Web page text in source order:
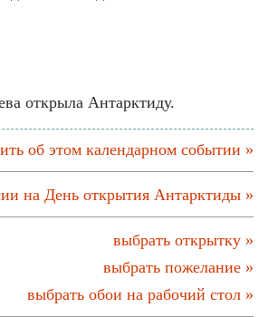
открыла Антарктиду.
об этом календарном событии »
на День открытия Антарктиды »
выбрать открытку »
выбрать пожелание »
выбрать обои на рабочий стол »